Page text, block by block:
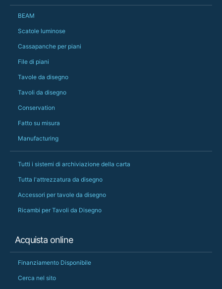
BEAM
Scatole luminose
Cassapanche per piani
File di piani
Tavole da disegno
Tavoli da disegno
Conservation
Fatto su misura
Manufacturing
Tutti i sistemi di archiviazione della carta
Tutta l'attrezzatura da disegno
Accessori per tavole da disegno
Ricambi per Tavoli da Disegno
Acquista online
Finanziamento Disponibile
Cerca nel sito